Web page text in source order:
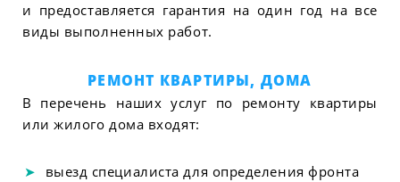
и предоставляется гарантия на один год на все
виды выполненных работ.
РЕМОНТ КВАРТИРЫ, ДОМА
В перечень наших услуг по ремонту квартиры
или жилого дома входят:
выезд специалиста для определения фронта